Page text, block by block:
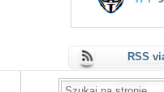
RSS